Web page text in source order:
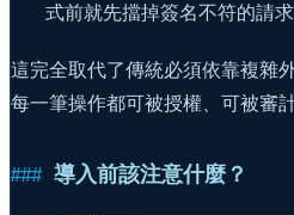
式前就先擋掉簽名不符的請求
這完全取代了傳統必須依靠複雜
每一筆操作都可被授權、可被審計
導入前該注意什麼？